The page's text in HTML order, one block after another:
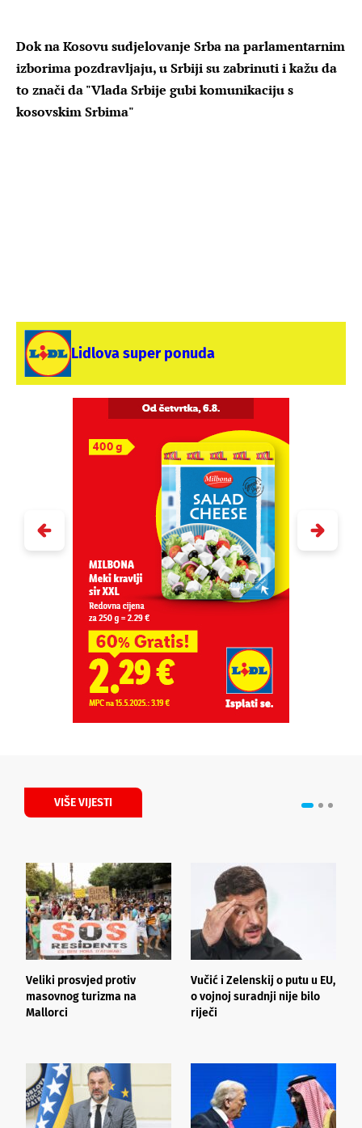
Dok na Kosovu sudjelovanje Srba na parlamentarnim
izborima pozdravljaju, u Srbiji su zabrinuti i kažu da
to znači da "Vlada Srbije gubi komunikaciju s
kosovskim Srbima"
Lidlova super ponuda
VIŠE VIJESTI
Veliki prosvjed protiv
masovnog turizma na
Mallorci
Vučić i Zelenskij o putu u EU,
o vojnoj suradnji nije bilo
riječi